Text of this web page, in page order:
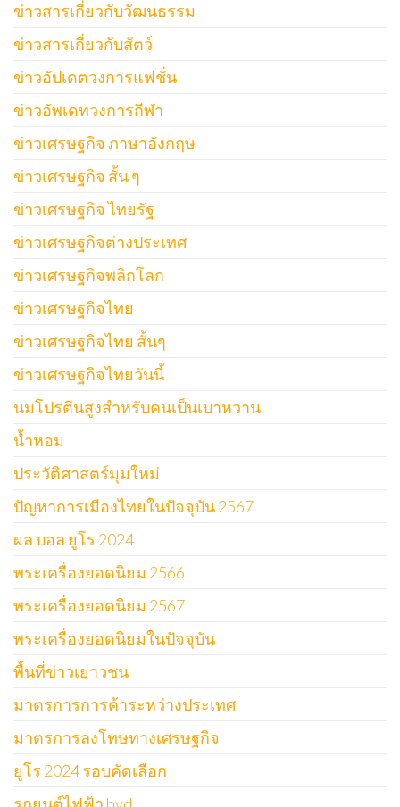
ข่าวสารเกี่ยวกับวัฒนธรรม
ข่าวสารเกี่ยวกับสัตว์
ข่าวอัปเดตวงการแฟชั่น
ข่าวอัพเดทวงการกีฬา
ข่าวเศรษฐกิจ ภาษาอังกฤษ
ข่าวเศรษฐกิจ สั้น ๆ
ข่าวเศรษฐกิจ ไทยรัฐ
ข่าวเศรษฐกิจต่างประเทศ
ข่าวเศรษฐกิจพลิกโลก
ข่าวเศรษฐกิจไทย
ข่าวเศรษฐกิจไทย สั้นๆ
ข่าวเศรษฐกิจไทยวันนี้
นมโปรตีนสูงสำหรับคนเป็นเบาหวาน
น้ำหอม
ประวัติศาสตร์มุมใหม่
ปัญหาการเมืองไทยในปัจจุบัน 2567
ผล บอล ยูโร 2024
พระเครื่องยอดนิยม 2566
พระเครื่องยอดนิยม 2567
พระเครื่องยอดนิยมในปัจจุบัน
พื้นที่ข่าวเยาวชน
มาตรการการค้าระหว่างประเทศ
มาตรการลงโทษทางเศรษฐกิจ
ยูโร 2024 รอบคัดเลือก